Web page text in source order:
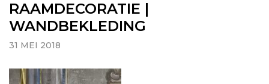
RAAMDECORATIE |
WANDBEKLEDING
31 MEI 2018